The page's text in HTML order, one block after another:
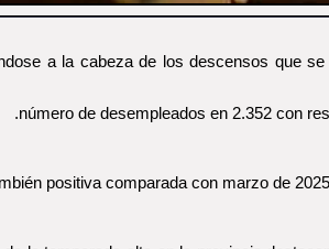
a la cabeza de los descensos que
número de desempleados en 2.352 con
positiva comparada con marzo de